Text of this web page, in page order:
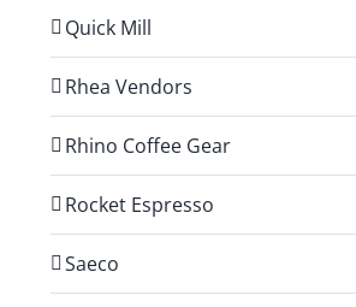
Quick Mill
Rhea Vendors
Rhino Coffee Gear
Rocket Espresso
Saeco